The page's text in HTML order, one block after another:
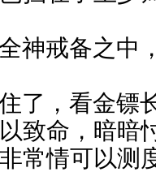
神戒备之中
了，看金镖
致命，暗暗
常情可以测